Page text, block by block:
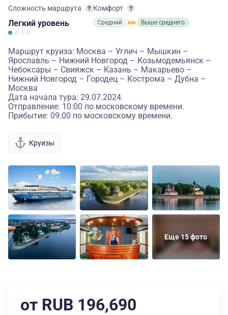
Сложность маршрута
Легкий уровень
Комфорт
Средний Выше среднего
Маршрут круиза: Москва – Углич – Мышкин –
Ярославль – Нижний Новгород – Козьмодемьянск –
Чебоксары – Свияжск – Казань – Макарьево –
Нижний Новгород – Городец – Кострома – Дубна –
Москва
Дата начала тура: 29.07.2024.
Отправление: 10:00 по московскому времени.
Прибытие: 09:00 по московскому времени.
Круизы
Еще 15 фото
от RUB 196,690